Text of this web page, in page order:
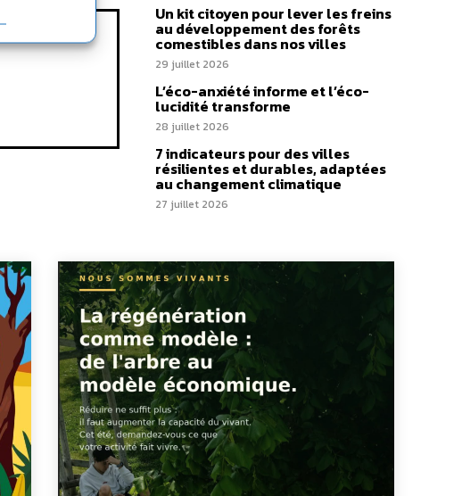
Un kit citoyen pour lever les freins
au développement des forêts
comestibles dans nos villes
29 juillet 2026
L’éco-anxiété informe et l’éco-
lucidité transforme
28 juillet 2026
7 indicateurs pour des villes
résilientes et durables, adaptées
au changement climatique
27 juillet 2026